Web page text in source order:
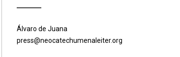
Álvaro de Juana
press@neocatechumenaleiter.org